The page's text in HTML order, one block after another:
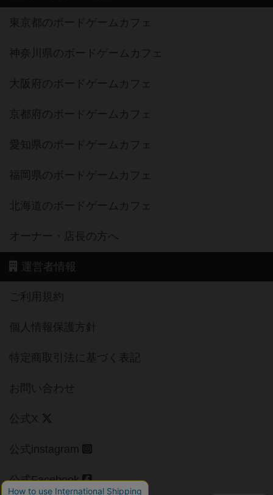
東京都のボードゲームカフェ
神奈川県のボードゲームカフェ
大阪府のボードゲームカフェ
京都府のボードゲームカフェ
愛知県のボードゲームカフェ
福岡県のボードゲームカフェ
北海道のボードゲームカフェ
オーナー・店長の方へ
運営者情報
ご利用規約
個人情報保護方針
特定商取引法に基づく表記
お問い合わせ
公式X
公式instagram
公式Facebook